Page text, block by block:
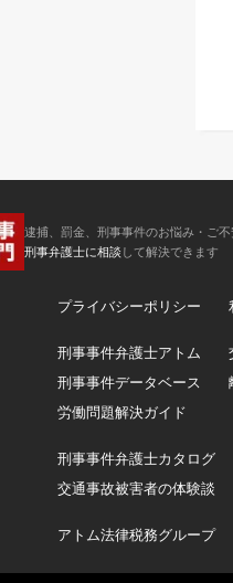
逮捕、罰金、刑事事件のお悩み・ご不
刑事弁護士に相談して解決できます
プライバシーポリシー
刑事事件弁護士アトム
刑事事件データベース
労働問題解決ガイド
刑事事件弁護士カタログ
交通事故被害者の体験談
アトム法律税務グループ